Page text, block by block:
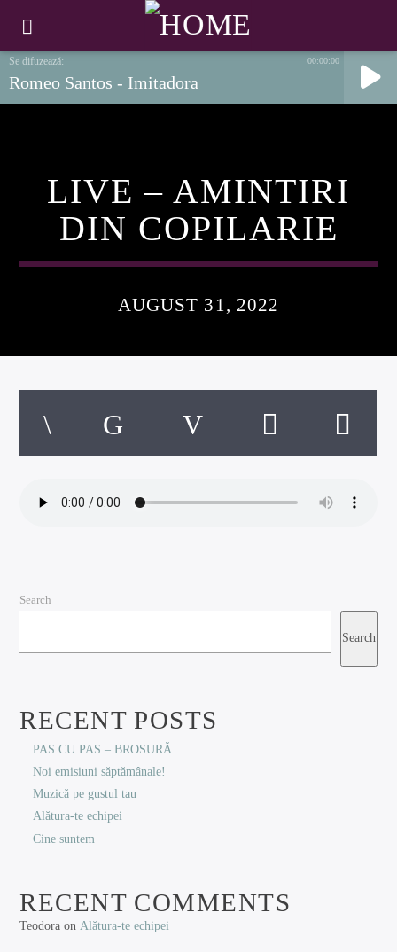
Romeo Santos - Imitadora
00:00:00
LIVE – AMINTIRI
DIN COPILARIE
AUGUST 31, 2022
Search
Search
RECENT POSTS
PAS CU PAS – BROSURĂ
Noi emisiuni săptămânale!
Muzică pe gustul tau
Alătura-te echipei
Cine suntem
RECENT COMMENTS
Teodora onAlătura-te echipei